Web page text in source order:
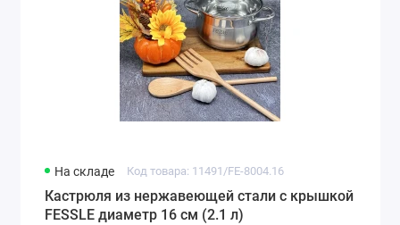
На складе Код товара: 11491/FE-8004.16
Кастрюля из нержавеющей стали с крышкой
FESSLE диаметр 16 см (2.1 л)